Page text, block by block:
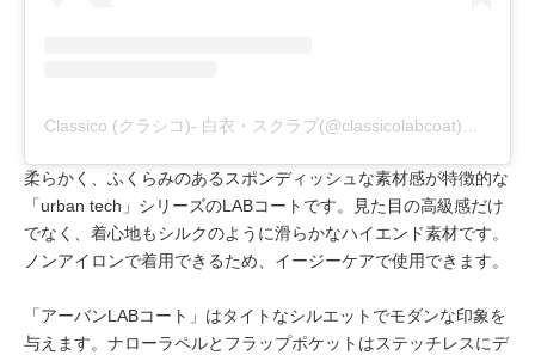
Classico (クラシコ)- 白衣・スクラブ(@classicolabcoat)がシェアした投稿
柔らかく、ふくらみのあるスポンディッシュな素材感が特徴的な
「urban tech」シリーズのLABコートです。見た目の高級感だけ
でなく、着心地もシルクのように滑らかなハイエンド素材です。
ノンアイロンで着用できるため、イージーケアで使用できます。
「アーバンLABコート」はタイトなシルエットでモダンな印象を
与えます。ナローラペルとフラップポケットはステッチレスにデ